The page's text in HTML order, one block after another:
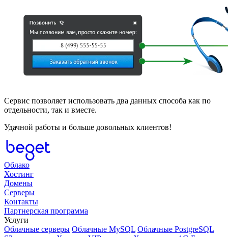
Сервис позволяет использовать два данных способа как по
отдельности, так и вместе.
Удачной работы и больше довольных клиентов!
Облако
Хостинг
Домены
Серверы
Контакты
Партнерская программа
Услуги
Облачные серверы Облачные MySQL Облачные PostgreSQL